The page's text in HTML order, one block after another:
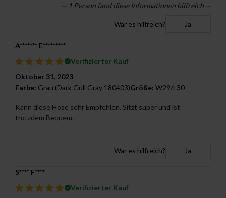
— 1 Person fand diese Informationen hilfreich —
War es hilfreich? Ja
A******* E*********
Verifizierter Kauf
Oktober 31, 2023
Farbe: Grau (Dark Gull Gray 180403)Größe:W29/L30
Kann diese Hose sehr Empfehlen. Sitzt super und ist
trotzdem Bequem.
War es hilfreich? Ja
S**** F****
Verifizierter Kauf